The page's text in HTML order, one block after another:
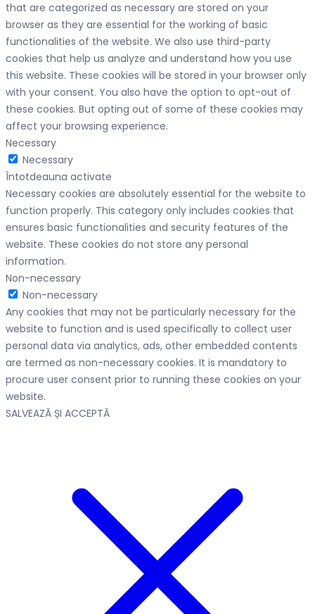
that are categorized as necessary are stored on your
browser as they are essential for the working of basic
functionalities of the website. We also use third-party
cookies that help us analyze and understand how you use
this website. These cookies will be stored in your browser only
with your consent. You also have the option to opt-out of
these cookies. But opting out of some of these cookies may
affect your browsing experience.
Necessary
Necessary
Întotdeauna activate
Necessary cookies are absolutely essential for the website to
function properly. This category only includes cookies that
ensures basic functionalities and security features of the
website. These cookies do not store any personal
information.
Non-necessary
Non-necessary
Any cookies that may not be particularly necessary for the
website to function and is used specifically to collect user
personal data via analytics, ads, other embedded contents
are termed as non-necessary cookies. It is mandatory to
procure user consent prior to running these cookies on your
website.
SALVEAZĂ ȘI ACCEPTĂ